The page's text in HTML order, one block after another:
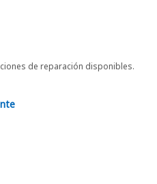
de reparación disponibles.